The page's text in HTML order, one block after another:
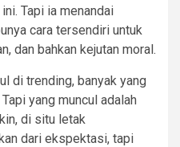
Tapi ia menandai
cara tersendiri untuk
dan bahkan kejutan moral.
di trending, banyak yang
yang muncul adalah
di situ letak
dari ekspektasi, tapi